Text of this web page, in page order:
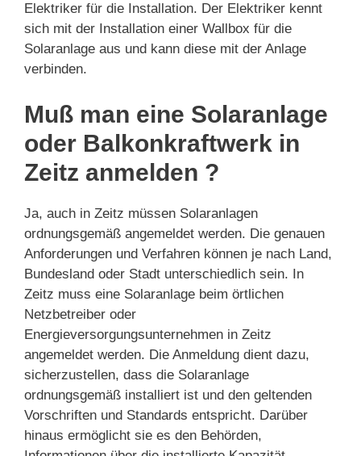
Elektriker für die Installation. Der Elektriker kennt
sich mit der Installation einer Wallbox für die
Solaranlage aus und kann diese mit der Anlage
verbinden.
Muß man eine Solaranlage
oder Balkonkraftwerk in
Zeitz anmelden ?
Ja, auch in Zeitz müssen Solaranlagen
ordnungsgemäß angemeldet werden. Die genauen
Anforderungen und Verfahren können je nach Land,
Bundesland oder Stadt unterschiedlich sein. In
Zeitz muss eine Solaranlage beim örtlichen
Netzbetreiber oder
Energieversorgungsunternehmen in Zeitz
angemeldet werden. Die Anmeldung dient dazu,
sicherzustellen, dass die Solaranlage
ordnungsgemäß installiert ist und den geltenden
Vorschriften und Standards entspricht. Darüber
hinaus ermöglicht sie es den Behörden,